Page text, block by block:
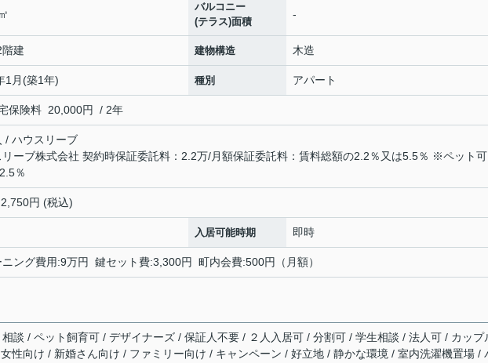
バルコニー
(テラス)面積
-
建 建物構造 木造
1月(築1年) 種別 アパート
保険料 20,000円 / 2年
/ ハウスリーブ
リーブ株式会社 契約時保証委託料：2.2万/月額保証委託料：賃料総額の2.2％又は5.5％ ※ペット
％
円 (税込)
入居可能時期 即時
ニング費用:9万円 鍵セット費:3,300円 町内会費:500円（月額）
談 / ペット飼育可 / デザイナーズ / 保証人不要 / ２人入居可 / 分割可 / 学生相談 / 法人可 / カップ
性向け / 新婚さん向け / ファミリー向け / キャンペーン / 好立地 / 静かな環境 / 室内洗濯機置場 /